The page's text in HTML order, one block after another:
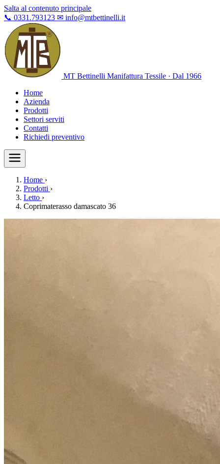
Salta al contenuto principale
📞 0331.793123 ✉ info@mtbettinelli.it
MT Bettinelli Manifattura Tessile · Dal 1966
Home
Azienda
Prodotti
Settori serviti
Contatti
Richiedi preventivo
Home ›
Prodotti ›
Letto ›
Coprimaterasso damascato 36